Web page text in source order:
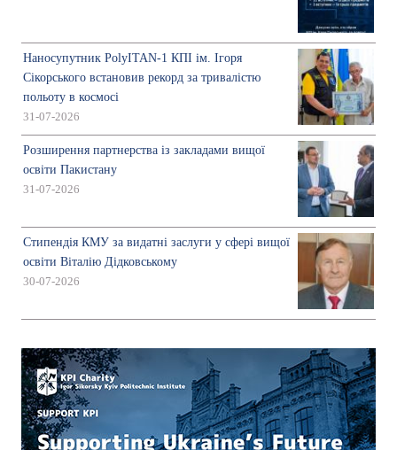
Наносупутник PolyITAN-1 КПІ ім. Ігоря
Сікорського встановив рекорд за тривалістю
польоту в космосі
31-07-2026
Розширення партнерства із закладами вищої
освіти Пакистану
31-07-2026
Стипендія КМУ за видатні заслуги у сфері вищої
освіти Віталію Дідковському
30-07-2026